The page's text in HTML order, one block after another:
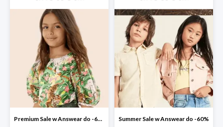
Premium Sale w Answear do -60% Summer Sale w Answear do -60%